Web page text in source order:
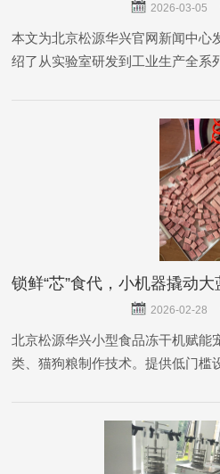
2026-03-05
本文为北京松源华兴官网新闻中心
绍了从实验室研发到工业生产全系
2026-02-28
北京松源华兴小型食品冻干机赋能
类、猫狗粮制作技术。提供低门槛